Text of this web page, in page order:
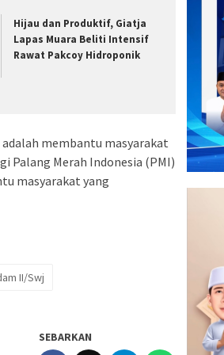
Hijau dan Produktif, Giatja
Lapas Muara Beliti Intensif
Rawat Pakcoy Hidroponik
adalah membantu masyarakat
Palang Merah Indonesia (PMI)
masyarakat yang
II/Swj
SEBARKAN